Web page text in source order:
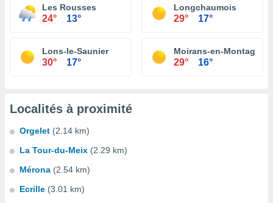
Les Rousses
24° 13°
Longchaumois
29° 17°
Lons-le-Saunier
30° 17°
Moirans-en-Montagne
29° 16°
Localités à proximité
Orgelet (2.14 km)
La Tour-du-Meix (2.29 km)
Mérona (2.54 km)
Ecrille (3.01 km)